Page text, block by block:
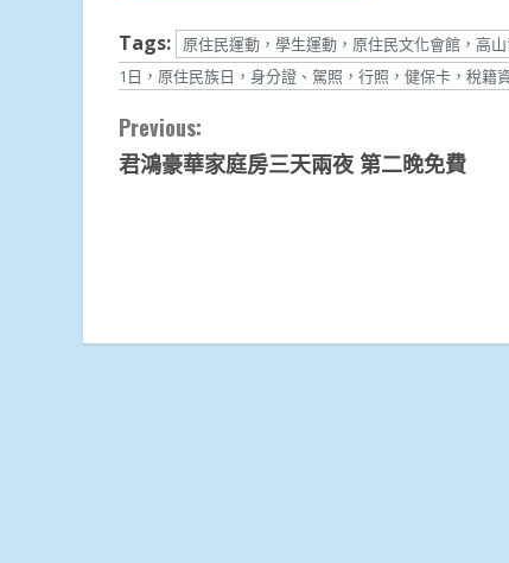
Tags: 原住民運動，學生運動，原住民文化會館，高
1日，原住民族日，身分證、駕照，行照，健保卡，稅籍
Continue
Reading
Previous:
君鴻豪華家庭房三天兩夜 第二晚免費